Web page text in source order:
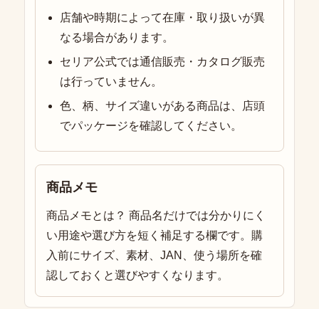
店舗や時期によって在庫・取り扱いが異
なる場合があります。
セリア公式では通信販売・カタログ販売
は行っていません。
色、柄、サイズ違いがある商品は、店頭
でパッケージを確認してください。
商品メモ
商品メモとは？ 商品名だけでは分かりにく
い用途や選び方を短く補足する欄です。購
入前にサイズ、素材、JAN、使う場所を確
認しておくと選びやすくなります。